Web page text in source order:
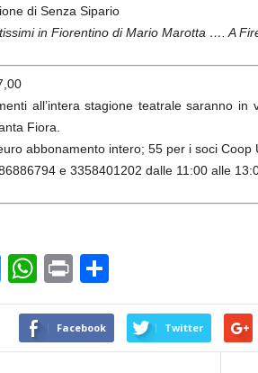
di Senza Sipario
in Fiorentino di Mario Marotta …. A
all’intera stagione teatrale saranno
Fiora.
abbonamento intero; 55 per i soci Coop
e 3358401202 dalle 11:00 alle
T
wi
er
W
h
at
s
Pr
in
t
o
n
di
Facebook Twitter